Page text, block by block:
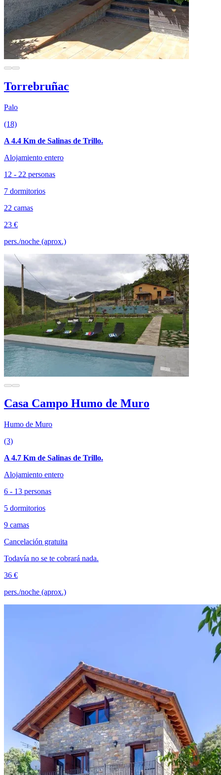
Torrebruñac
Palo
(18)
A 4.4 Km de Salinas de Trillo.
Alojamiento entero
12 - 22 personas
7 dormitorios
22 camas
23 €
pers./noche (aprox.)
Casa Campo Humo de Muro
Humo de Muro
(3)
A 4.7 Km de Salinas de Trillo.
Alojamiento entero
6 - 13 personas
5 dormitorios
9 camas
Cancelación gratuita
Todavía no se te cobrará nada.
36 €
pers./noche (aprox.)